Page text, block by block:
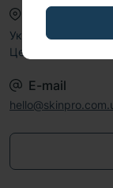
Наша адреса
Україна, 07500,
Центральна, 19
E-mail